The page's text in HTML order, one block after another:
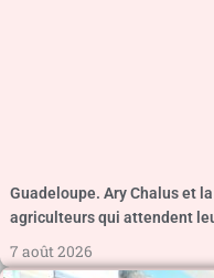
Guadeloupe. Ary Chalus et
agriculteurs qui attendent
7 août 2026